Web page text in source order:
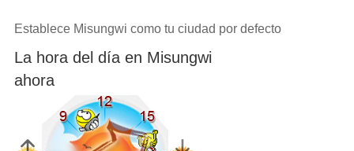
Establece Misungwi como tu ciudad por defecto
La hora del día en Misungwi
ahora